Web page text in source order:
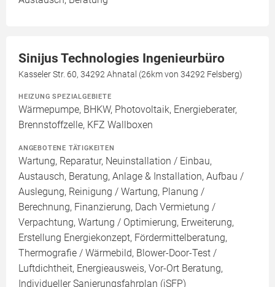
Sinijus Technologies Ingenieurbüro
Kasseler Str. 60, 34292 Ahnatal (26km von 34292 Felsberg)
HEIZUNG SPEZIALGEBIETE
Wärmepumpe, BHKW, Photovoltaik, Energieberater,
Brennstoffzelle, KFZ Wallboxen
ANGEBOTENE TÄTIGKEITEN
Wartung, Reparatur, Neuinstallation / Einbau,
Austausch, Beratung, Anlage & Installation, Aufbau /
Auslegung, Reinigung / Wartung, Planung /
Berechnung, Finanzierung, Dach Vermietung /
Verpachtung, Wartung / Optimierung, Erweiterung,
Erstellung Energiekonzept, Fördermittelberatung,
Thermografie / Wärmebild, Blower-Door-Test /
Luftdichtheit, Energieausweis, Vor-Ort Beratung,
Individueller Sanierungsfahrplan (iSFP)